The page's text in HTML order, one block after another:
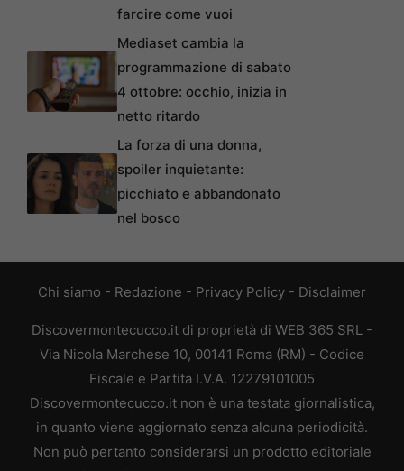
farcire come vuoi
Mediaset cambia la
programmazione di sabato
4 ottobre: occhio, inizia in
netto ritardo
La forza di una donna,
spoiler inquietante:
picchiato e abbandonato
nel bosco
Chi siamo - Redazione - Privacy Policy - Disclaimer
Discovermontecucco.it di proprietà di WEB 365 SRL -
Via Nicola Marchese 10, 00141 Roma (RM) - Codice
Fiscale e Partita I.V.A. 12279101005
Discovermontecucco.it non è una testata giornalistica,
in quanto viene aggiornato senza alcuna periodicità.
Non può pertanto considerarsi un prodotto editoriale